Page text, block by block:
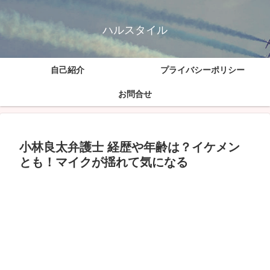
ハルスタイル
自己紹介 プライバシーポリシー
お問合せ
小林良太弁護士 経歴や年齢は？イケメン
とも！マイクが揺れて気になる